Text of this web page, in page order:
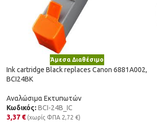
Άμεσα Διαθέσιμο
Ink cartridge Black replaces Canon 6881A002,
BCI24BK
Αναλώσιμα Εκτυπωτών
Κωδικός: BCI-24B_IC
3,37 € (χωρίς ΦΠΑ 2,72 €)